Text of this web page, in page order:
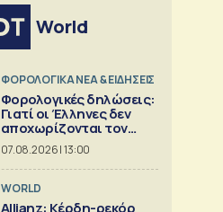
World
ΦΟΡΟΛΟΓΙΚΑ ΝΕΑ & EΙΔΗΣΕΙΣ
Φορολογικές δηλώσεις:
Γιατί οι Έλληνες δεν
αποχωρίζονται τον
λογιστή
07.08.2026 | 13:00
WORLD